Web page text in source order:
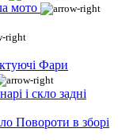
мото
Фари
і скло задні
Повороти в зборі